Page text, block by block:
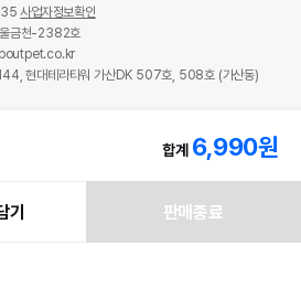
합계 6,990원
기 판매종료
사업자정보확인
금천-2382호
현대테라타워 가산DK 507호, 508호 (가산동)